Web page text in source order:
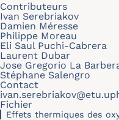
Contributeurs
Ivan Serebriakov
Damien Méresse
Philippe Moreau
Eli Saul Puchi-Cabrera
Laurent Dubar
Jose Gregorio La
Stéphane Salengro
Contact
Fichier
Effets thermiques des